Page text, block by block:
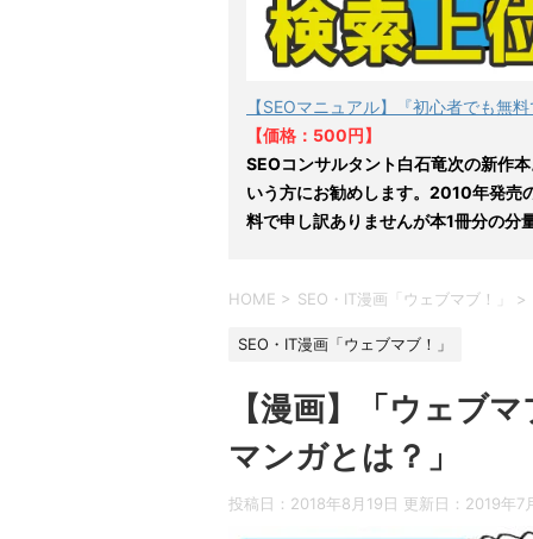
【SEOマニュアル】『初心者でも無
【価格：500円】
SEOコンサルタント白石竜次の新作
いう方にお勧めします。2010年発売
料で申し訳ありませんが本1冊分の分
HOME > SEO・IT漫画「ウェブマブ！」 >
SEO・IT漫画「ウェブマブ！」
【漫画】「ウェブ
マンガとは？」
投稿日：2018年8月19日 更新日： 2019年7